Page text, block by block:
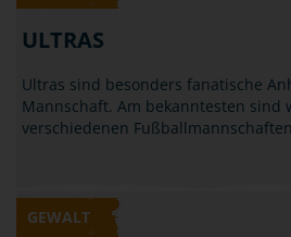
ULTRAS
Ultras sind besonders fanatische
Mannschaft. Am bekanntesten sind
verschiedenen
GEWALT